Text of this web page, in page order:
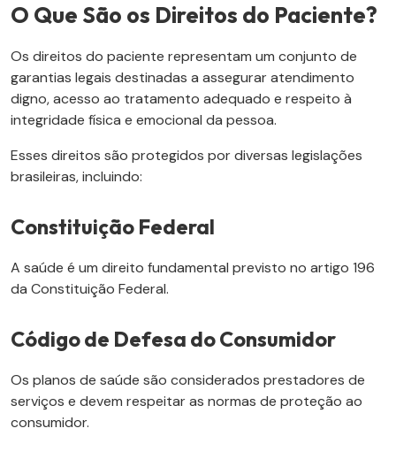
O Que São os Direitos do Paciente?
Os direitos do paciente representam um conjunto de
garantias legais destinadas a assegurar atendimento
digno, acesso ao tratamento adequado e respeito à
integridade física e emocional da pessoa.
Esses direitos são protegidos por diversas legislações
brasileiras, incluindo:
Constituição Federal
A saúde é um direito fundamental previsto no artigo 196
da Constituição Federal.
Código de Defesa do Consumidor
Os planos de saúde são considerados prestadores de
serviços e devem respeitar as normas de proteção ao
consumidor.